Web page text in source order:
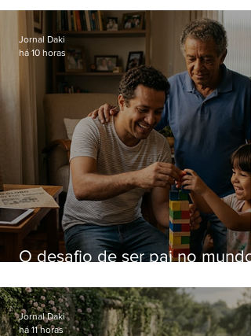
Hospital do Andaraí
O desafio de ser pai no mundo
Jornal Daki
há 10 horas
Jornal Daki
há 11 horas